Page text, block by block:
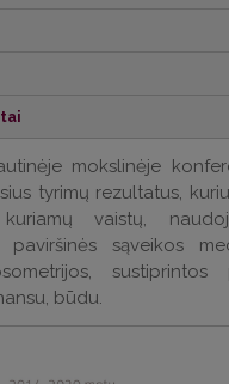
mokslinėje
tyrimų rezultatus,
vaistų,
paviršinės sąveikos
sustiprintos
būdu.